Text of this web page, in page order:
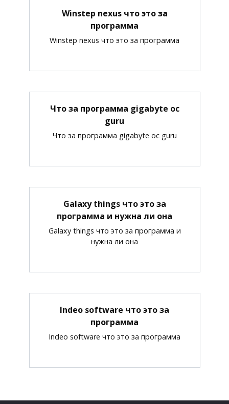
Winstep nexus что это за
программа
Winstep nexus что это за программа
Что за программа gigabyte oc
guru
Что за программа gigabyte oc guru
Galaxy things что это за
программа и нужна ли она
Galaxy things что это за программа и
нужна ли она
Indeo software что это за
программа
Indeo software что это за программа